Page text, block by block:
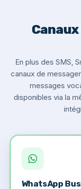
En plus des SMS,
canaux de
messages
disponibles via la
WhatsApp